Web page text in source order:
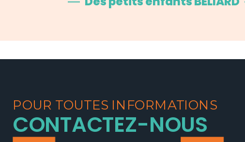
POUR TOUTES INFORMATIONS
CONTACTEZ-NOUS